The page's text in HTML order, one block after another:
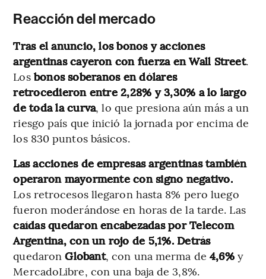
Reacción del mercado
Tras el anuncio, los bonos y acciones
argentinas cayeron con fuerza en Wall Street.
Los bonos soberanos en dólares
retrocedieron entre 2,28% y 3,30% a lo largo
de toda la curva, lo que presiona aún más a un
riesgo país que inició la jornada por encima de
los 830 puntos básicos.
Las acciones de empresas argentinas también
operaron mayormente con signo negativo.
Los retrocesos llegaron hasta 8% pero luego
fueron moderándose en horas de la tarde. Las
caídas quedaron encabezadas por Telecom
Argentina, con un rojo de 5,1%. Detrás
quedaronGlobant, con una merma de 4,6%y
MercadoLibre, con una baja de 3,8%.